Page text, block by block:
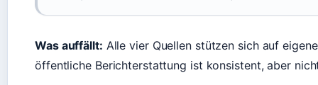
Was auffällt: Alle vier Quellen stützen sich auf
öffentliche Berichterstattung ist konsistent, aber